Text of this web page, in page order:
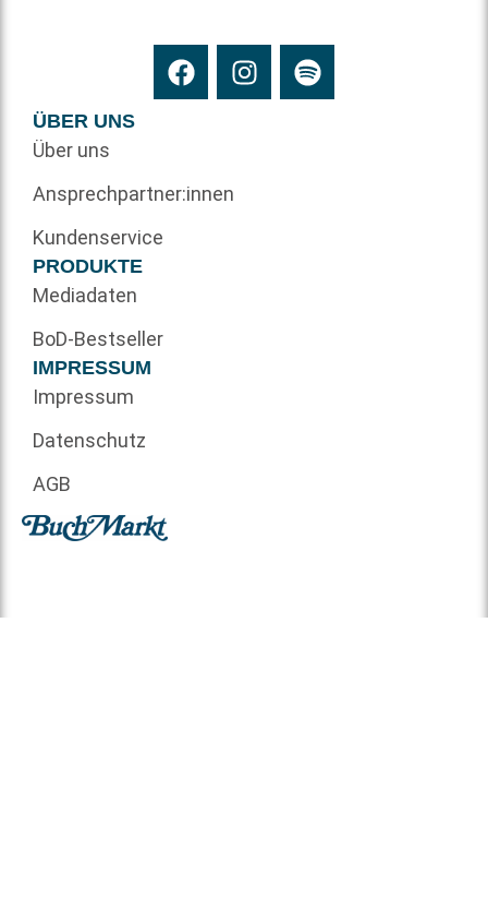
ÜBER UNS
Über uns
Ansprechpartner:innen
Kundenservice
PRODUKTE
Mediadaten
BoD-Bestseller
IMPRESSUM
Impressum
Datenschutz
AGB